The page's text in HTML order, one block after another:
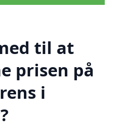
til at
prisen på
i